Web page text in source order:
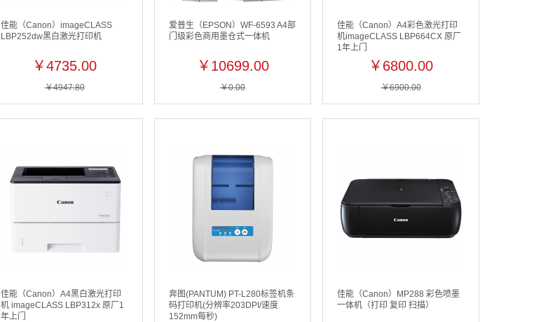
佳能（Canon）imageCLASS
LBP252dw黑白激光打印机
￥4735.00
￥4947.80
爱普生（EPSON）WF-6593 A4部
门级彩色商用墨仓式一体机
￥10699.00
￥0.00
佳能（Canon）A4彩色激光打印
机imageCLASS LBP664CX 原厂
1年上门
￥6800.00
￥6900.00
佳能（Canon）A4黑白激光打印
机 imageCLASS LBP312x 原厂1
年上门
奔图(PANTUM) PT-L280标签机条
码打印机(分辨率203DPI/速度
152mm每秒)
佳能（Canon）MP288 彩色喷墨
一体机（打印 复印 扫描）